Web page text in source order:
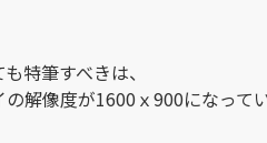
特筆すべきは、
解像度が1600ｘ900になって